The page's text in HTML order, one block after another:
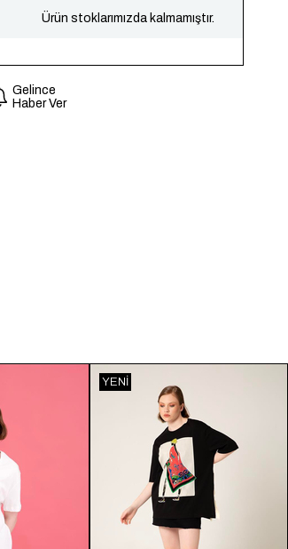
Ürün stoklarımızda kalmamıştır.
Gelince
Haber Ver
YENI